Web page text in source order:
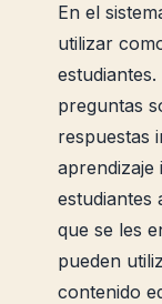
En el
utilizar
preguntas
respuestas
aprendizaje
estudiantes
que se les
pueden
contenido